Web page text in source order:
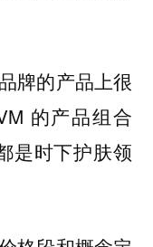
牌的产品上很
的产品组合
是时下护肤领